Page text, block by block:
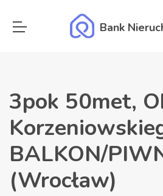
Bank
3pok 50met,
BALKON/
(Wrocław)